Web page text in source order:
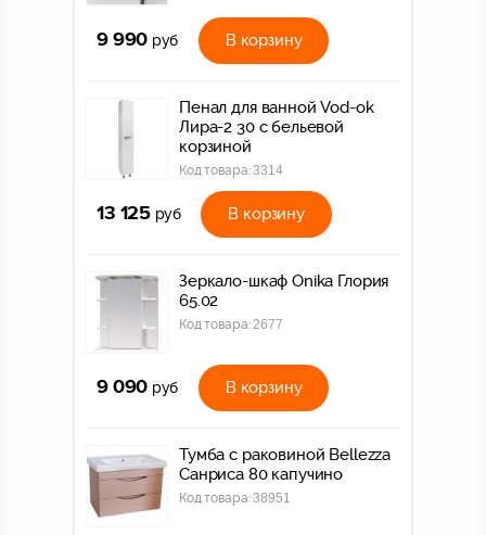
9 990 руб В корзину
Пенал для ванной Vod-ok
Лира-2 30 с бельевой
корзиной
Код товара:3314
13 125 руб В корзину
Зеркало-шкаф Onika Глория
65.02
Код товара:2677
9 090 руб В корзину
Тумба с раковиной Bellezza
Санриса 80 капучино
Код товара:38951